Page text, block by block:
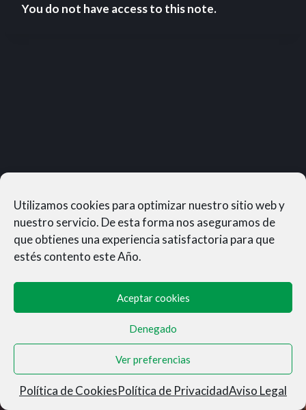
Utilizamos cookies para optimizar nuestro sitio web y
nuestro servicio. De esta forma nos aseguramos de
que obtienes una experiencia satisfactoria para que
estés contento este Año.
Aceptar cookies
Denegado
Ver preferencias
Política de CookiesPolítica de PrivacidadAviso Legal
You do not have access to this note.
MUNERASONG®- © 2026
Aviso Legal|Privacidad|Condiciones de Venta|
Cookies